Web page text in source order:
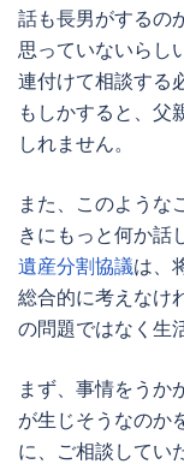
話も長男がするの
思っていないらし
連付けて相談する
もしかすると、父
しれません。
また、このような
きにもっと何か話
遺産分割協議は、
総合的に考えなけ
の問題ではなく生
まず、事情をうか
が生じそうなのか
に、ご相談してい